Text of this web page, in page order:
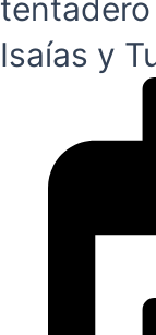
Isaías y